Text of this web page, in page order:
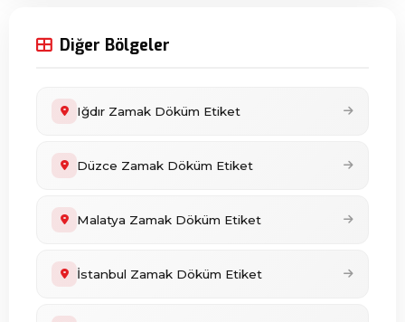
Diğer Bölgeler
Iğdır Zamak Döküm Etiket
Düzce Zamak Döküm Etiket
Malatya Zamak Döküm Etiket
İstanbul Zamak Döküm Etiket